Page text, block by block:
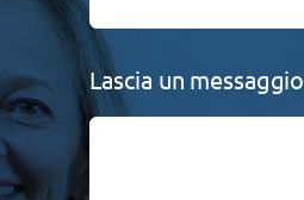
Lascia un messaggio